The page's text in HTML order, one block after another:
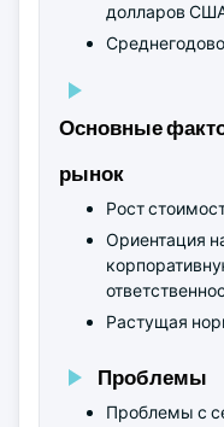
долларов
Основные
рынок
Рост
Ориентация
Растущая
Проблемы
Проблемы с